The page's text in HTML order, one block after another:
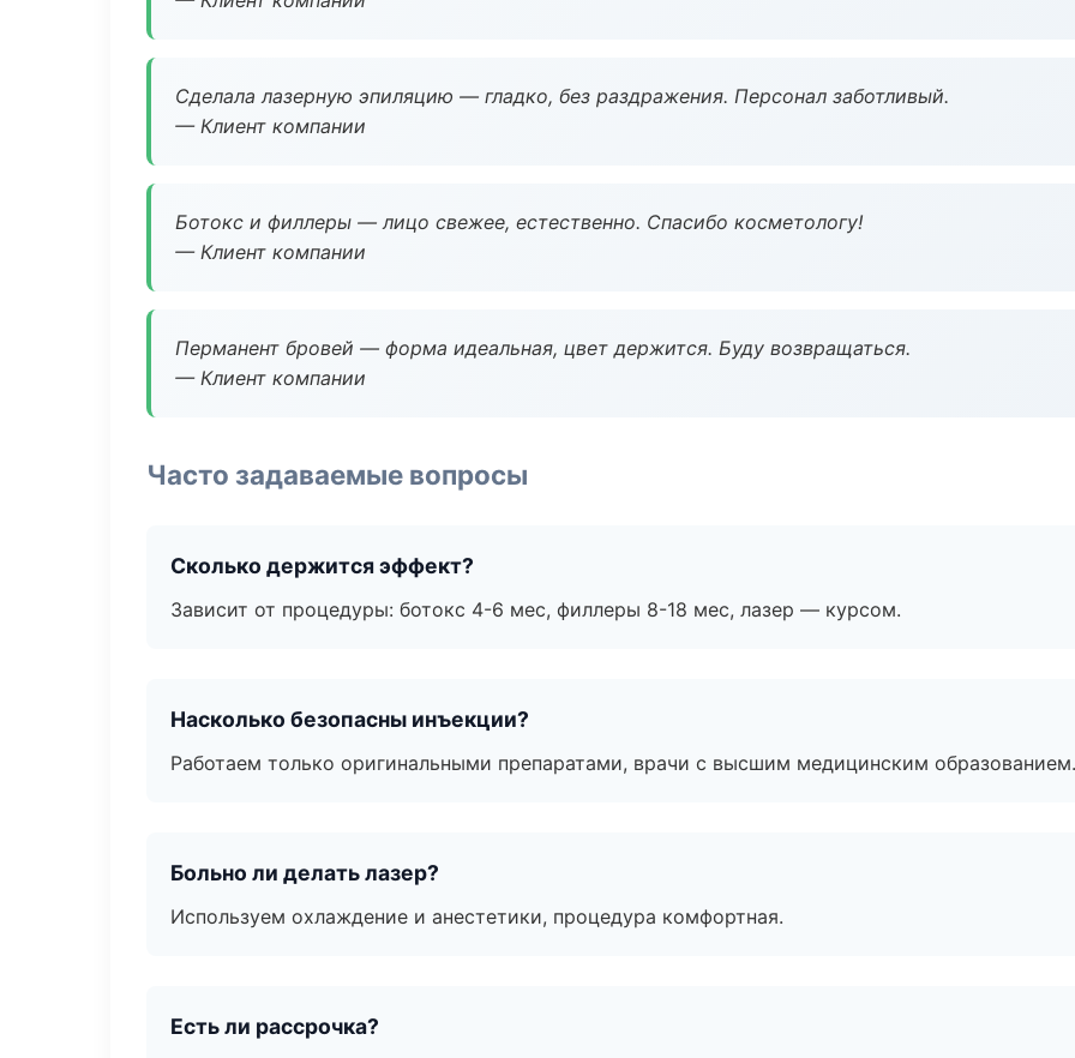
Сделала лазерную эпиляцию — гладко, без раздражения. Персонал заботливый.
— Клиент компании
Ботокс и филлеры — лицо свежее, естественно. Спасибо косметологу!
— Клиент компании
Перманент бровей — форма идеальная, цвет держится. Буду возвращаться.
— Клиент компании
Часто задаваемые вопросы
Сколько держится эффект?
Зависит от процедуры: ботокс 4-6 мес, филлеры 8-18 мес, лазер — курсом.
Насколько безопасны инъекции?
Работаем только оригинальными препаратами, врачи с высшим медицинским образованием.
Больно ли делать лазер?
Используем охлаждение и анестетики, процедура комфортная.
Есть ли рассрочка?